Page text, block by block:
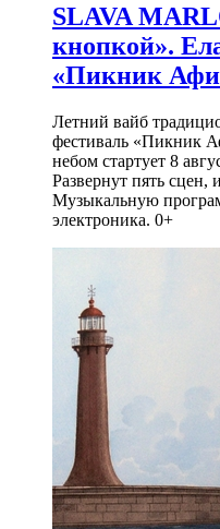
SLAVA
кнопкой».
«Пикник
Летний вайб
фестиваль «Пикник
небом стартует 8
Развернут пять сцен,
Музыкальную
электроника. 0+